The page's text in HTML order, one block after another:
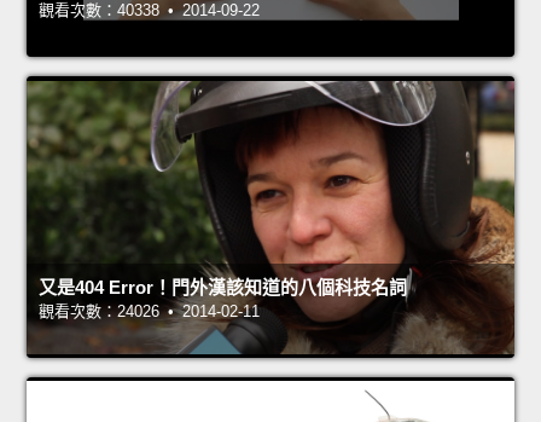
觀看次數：40338 • 2014-09-22
又是404 Error！門外漢該知道的八個科技名詞
觀看次數：24026 • 2014-02-11